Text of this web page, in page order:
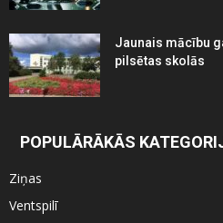
Jaunais mācību
pilsētas skolās
POPULĀRĀKĀS
Ziņas
Ventspilī